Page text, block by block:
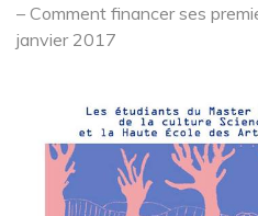
– Comment financer ses
janvier 2017